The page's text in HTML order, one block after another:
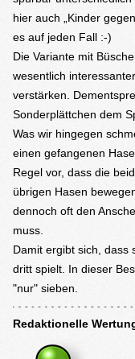
hier auch „Kinder
es auf jeden Fall :-)
Die Variante mit
wesentlich
verstärken.
Sonderplättchen dem
Was wir hingegen
einen gefangenen
Regel vor, dass die
übrigen Hasen
dennoch oft den
muss.
Damit ergibt sich, dass
dritt spielt. In dieser
"nur" sieben.
Redaktionelle